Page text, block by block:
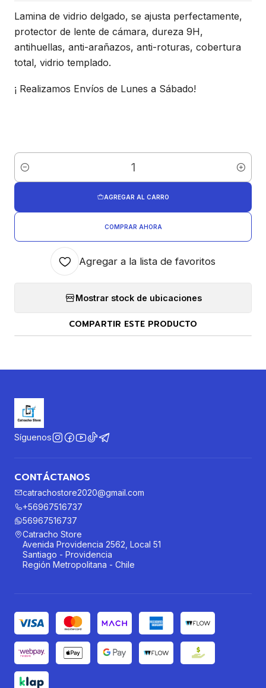
Lamina de vidrio delgado, se ajusta perfectamente,
protector de lente de cámara, dureza 9H,
antihuellas, anti-arañazos, anti-roturas, cobertura
total, vidrio templado.
¡ Realizamos Envíos de Lunes a Sábado!
Cantidad
AGREGAR AL CARRO
COMPRAR AHORA
Agregar a la lista de favoritos
Mostrar stock de ubicaciones
COMPARTIR ESTE PRODUCTO
Síguenos
CONTÁCTANOS
catrachostore2020@gmail.com
+56967516737
56967516737
Catracho Store
Avenida Providencia 2562, Local 51
Santiago - Providencia
Región Metropolitana - Chile